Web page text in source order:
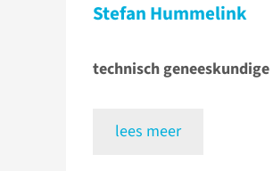
Stefan Hummelink
technisch geneeskundige
lees meer